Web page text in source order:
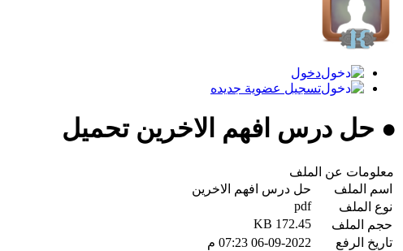
دخول
تسجيل عضوية جديده
● حل درس افهم الاخرين تحميل
معلومات عن الملف
اسم الملف
حل درس افهم الاخرين
نوع الملف
pdf
حجم الملف
172.45 KB
تاريخ الرفع
06-09-2022 07:23 م